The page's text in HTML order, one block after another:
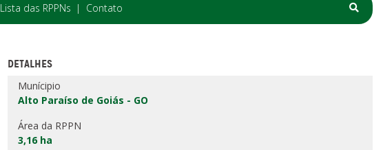
Lista das RPPNs Contato
DETALHES
Munícipio
Alto Paraíso de Goiás - GO
Área da RPPN
3,16 ha